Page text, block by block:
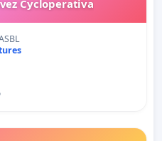
Cycloperativa